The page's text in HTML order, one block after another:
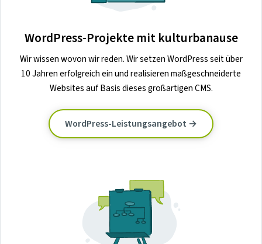
WordPress-Projekte mit kulturbanause
Wir wissen wovon wir reden. Wir setzen WordPress seit über
10 Jahren erfolgreich ein und realisieren maßgeschneiderte
Websites auf Basis dieses großartigen CMS.
WordPress-Leistungsangebot →